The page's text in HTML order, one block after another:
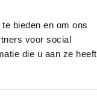
bieden en om ons
voor social
die u aan ze heeft
werkgevers